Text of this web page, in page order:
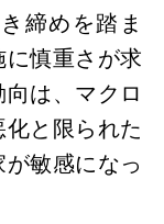
締めを踏ま
慎重さが求
は、マクロ
と限られた
敏感になっ